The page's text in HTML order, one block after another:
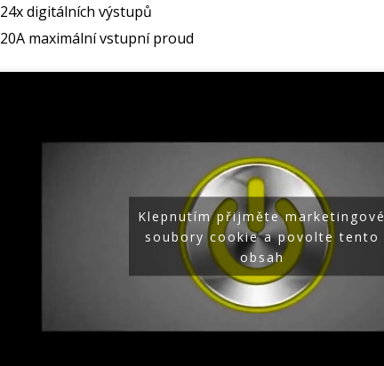
24x digitálních výstupů
20A maximální vstupní proud
Klepnutím přijměte marketingové
soubory cookie a povolte tento
obsah